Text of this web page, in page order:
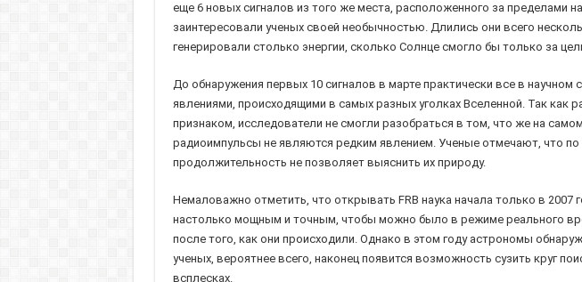
еще 6 новых сигналов из того же места, расположенного за пределами
заинтересовали ученых своей необычностью. Длились они всего
генерировали столько энергии, сколько Солнце смогло бы только за
До обнаружения первых 10 сигналов в марте практически все в
явлениями, происходящими в самых разных уголках Вселенной. Так
признаком, исследователи не смогли разобраться в том, что же на
радиоимпульсы не являются редким явлением. Ученые отмечают, что по
продолжительность не позволяет выяснить их природу.
Немаловажно отметить, что открывать FRB наука начала только в
настолько мощным и точным, чтобы можно было в режиме реального
после того, как они происходили. Однако в этом году астрономы
ученых, вероятнее всего, наконец появится возможность сузить круг
всплесках.